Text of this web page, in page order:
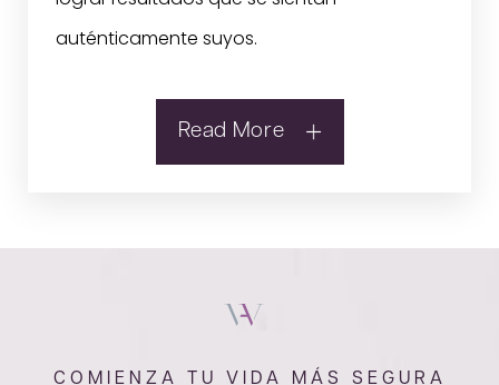
auténticamente suyos.
Read More
COMIENZA TU VIDA MÁS SEGURA